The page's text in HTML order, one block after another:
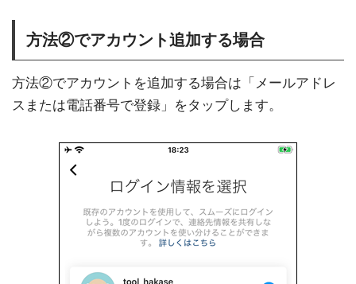
方法②でアカウント追加する場合
方法②でアカウントを追加する場合は「メールアドレ
スまたは電話番号で登録」をタップします。